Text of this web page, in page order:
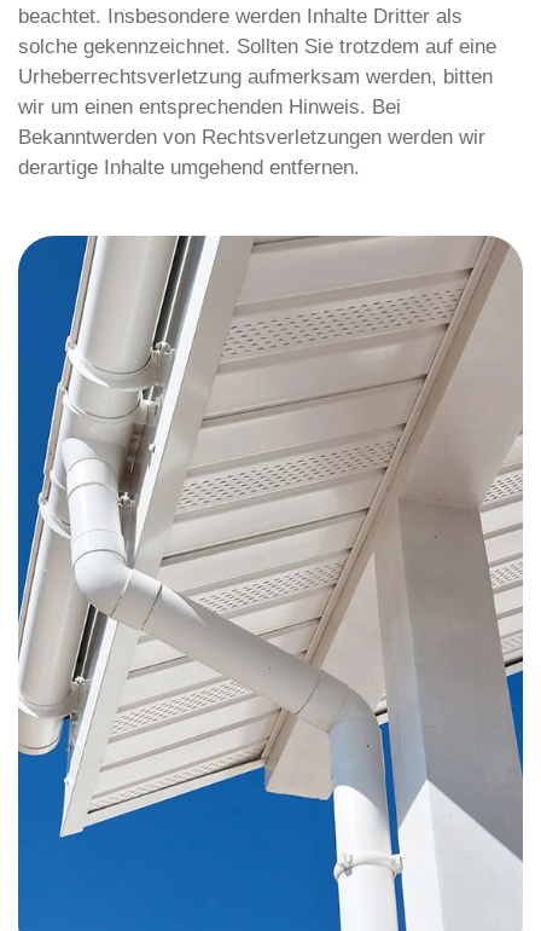
beachtet. Insbesondere werden Inhalte Dritter als
solche gekennzeichnet. Sollten Sie trotzdem auf eine
Urheberrechtsverletzung aufmerksam werden, bitten
wir um einen entsprechenden Hinweis. Bei
Bekanntwerden von Rechtsverletzungen werden wir
derartige Inhalte umgehend entfernen.